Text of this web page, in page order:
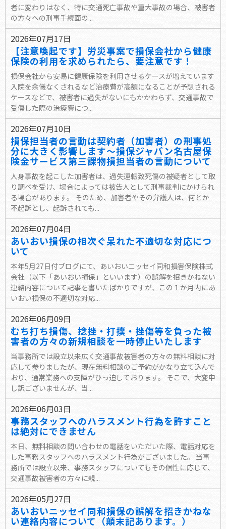
者に変わりはなく、特に交通死亡事故や重大事故の場合、被害者
の方々への刑事手続面の...
2026年07月17日
【注意喚起です】労災事案で損保会社から健康
保険の利用を求められたら、要注意です！
損保会社から安易に健康保険を利用させるケースが増えています
入院を余儀なくされるなど治療費が高額になることが予想される
ケースなどで、被害者に過失がないにもかかわらず、交通事故で
受傷した際の治療費につ...
2026年07月10日
損保担当者の言動は契約者（加害者）の刑事処
分に大きく影響します～損保ジャパン名古屋保
険金サービス第三課物損担当者の言動について
人身事故を起こした加害者は、過失運転致死傷の被疑者として取
り調べを受け、場合によっては被告人として刑事裁判にかけられ
る場合があります。 そのため、加害者やその弁護人は、何とか
不起訴とし、起訴されても...
2026年07月04日
あいおい損保の相次ぐ呆れた不適切な対応につ
いて
本年5月27日付ブログにて、あいおいニッセイ同和損害保険株式
会社（以下「あいおい損保」といいます）の誤解を招きかねない
連絡内容について記事を書いたばかりですが、この１か月内にあ
いおい損保の不適切な対応...
2026年06月09日
むち打ち損傷、捻挫・打撲・挫傷等を負った被
害者の方々の新規相談を一時停止いたします
当事務所では設立以来広く交通事故被害者の方々の無料相談に対
応して参りましたが、現在無料相談のご予約がかなり立て込んで
おり、通常業務への支障がひっ迫しております。 そこで、大変申
し訳ございませんが、当...
2026年06月03日
事務スタッフへのハラスメント行為を許すこと
は絶対にできません
本日、無料相談の問い合わせの電話をいただいた際、電話対応を
した事務スタッフへのハラスメント行為がございました。 当事
務所では設立以来、事務スタッフについてもその個性に応じて、
交通事故被害者の方々に親...
2026年05月27日
あいおいニッセイ同和損保の誤解を招きかねな
い連絡内容について（顛末記あります。）